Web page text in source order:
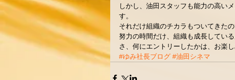
しかし、油田スタッフも能力の高い
す。
それだけ組織のチカラもついてきた
努力の時間だけ、組織も成長してい
さ、何にエントリーしたかは、お楽
#ゆみ社長ブログ #油田シネマ